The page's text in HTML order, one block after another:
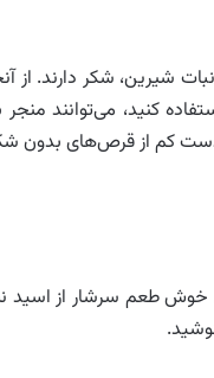
شیرین، شکر دارند. از
کنید، می‌توانند منجر
دست کم از قرص‌های بدون
خوش طعم سرشار از اسید